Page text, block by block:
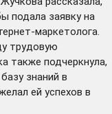
подала заявку на
маркетолога.
трудовую
также подчеркнула,
знаний в
ей успехов в